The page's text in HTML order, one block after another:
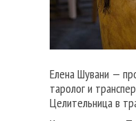
Елена Шувани —
таролог и
Целительница в